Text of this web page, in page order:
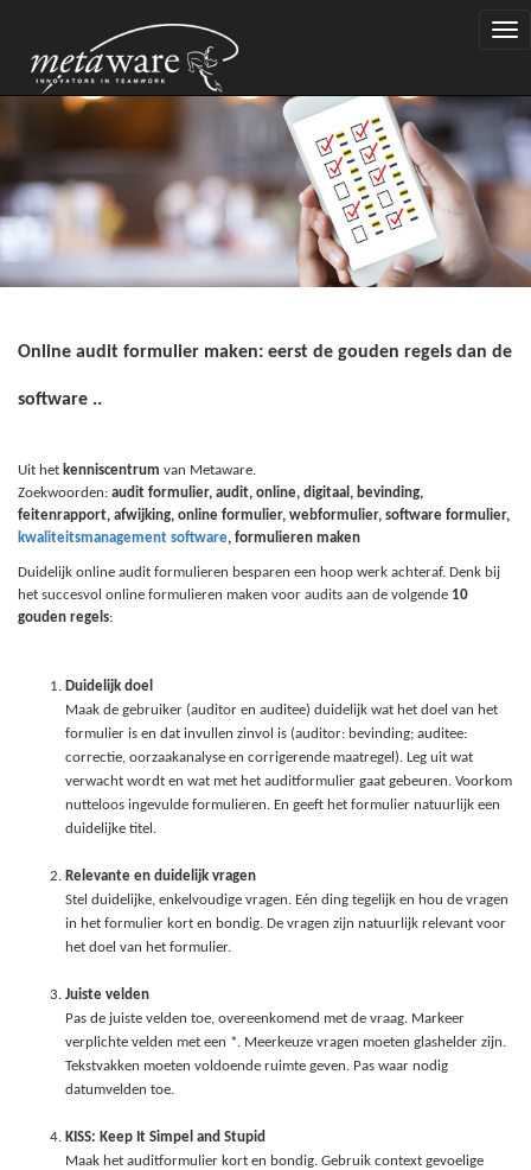
Online audit formulier maken: eerst de gouden regels dan de
software ..
Uit het kenniscentrum van Metaware.
Zoekwoorden: audit formulier, audit, online, digitaal, bevinding,
feitenrapport, afwijking, online formulier, webformulier, software formulier,
kwaliteitsmanagement software, formulieren maken
Duidelijk online audit formulieren besparen een hoop werk achteraf. Denk bij
het succesvol online formulieren maken voor audits aan de volgende 10
gouden regels:
Duidelijk doel
Maak de gebruiker (auditor en auditee) duidelijk wat het doel van het
formulier is en dat invullen zinvol is (auditor: bevinding; auditee:
correctie, oorzaakanalyse en corrigerende maatregel). Leg uit wat
verwacht wordt en wat met het auditformulier gaat gebeuren. Voorkom
nutteloos ingevulde formulieren. En geeft het formulier natuurlijk een
duidelijke titel.
Relevante en duidelijk vragen
Stel duidelijke, enkelvoudige vragen. Eén ding tegelijk en hou de vragen
in het formulier kort en bondig. De vragen zijn natuurlijk relevant voor
het doel van het formulier.
Juiste velden
Pas de juiste velden toe, overeenkomend met de vraag. Markeer
verplichte velden met een *. Meerkeuze vragen moeten glashelder zijn.
Tekstvakken moeten voldoende ruimte geven. Pas waar nodig
datumvelden toe.
KISS: Keep It Simpel and Stupid
Maak het auditformulier kort en bondig. Gebruik context gevoelige